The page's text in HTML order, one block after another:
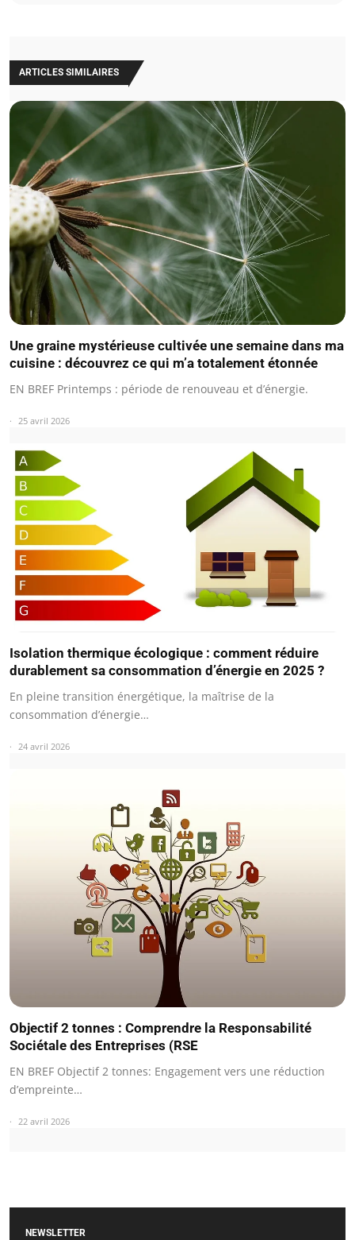
ARTICLES SIMILAIRES
Une graine mystérieuse cultivée une semaine dans ma
cuisine : découvrez ce qui m’a totalement étonnée
EN BREF Printemps : période de renouveau et d’énergie.
25 avril 2026
Isolation thermique écologique : comment réduire
durablement sa consommation d’énergie en 2025 ?
En pleine transition énergétique, la maîtrise de la
consommation d’énergie…
24 avril 2026
Objectif 2 tonnes : Comprendre la Responsabilité
Sociétale des Entreprises (RSE
EN BREF Objectif 2 tonnes: Engagement vers une réduction
d’empreinte…
22 avril 2026
NEWSLETTER